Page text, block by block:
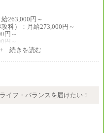
263,000円～
科）：月給273,000円～
円～
円～
実業務において発揮できると
+ 続きを読む
イフ・バランスを届けたい！